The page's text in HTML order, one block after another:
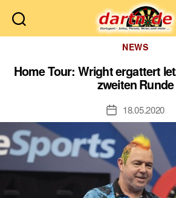
Dartn.de
NEWS
Home Tour: Wright ergattert
zweiten Runde
18.05.2020